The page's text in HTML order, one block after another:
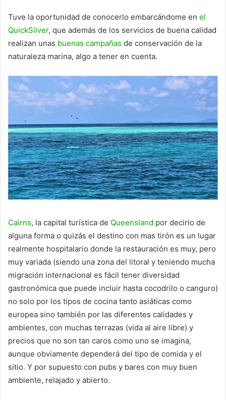
Tuve la oportunidad de conocerlo embarcándome en el
QuickSilver, que además de los servicios de buena calidad
realizan unas buenas campañas de conservación de la
naturaleza marina, algo a tener en cuenta.
Cairns, la capital turística de Queensland por decirlo de
alguna forma o quizás el destino con mas tirón es un lugar
realmente hospitalario donde la restauración es muy, pero
muy variada (siendo una zona del litoral y teniendo mucha
migración internacional es fácil tener diversidad
gastronómica que puede incluir hasta cocodrilo o canguro)
no solo por los tipos de cocina tanto asiáticas como
europea sino también por las diferentes calidades y
ambientes, con muchas terrazas (vida al aire libre) y
precios que no son tan caros como uno se imagina,
aunque obviamente dependerá del tipo de comida y el
sitio. Y por supuesto con pubs y bares con muy buen
ambiente, relajado y abierto.